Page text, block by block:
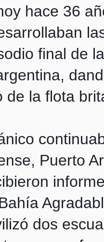
hace 36
final de
de la flota
Puerto
dos